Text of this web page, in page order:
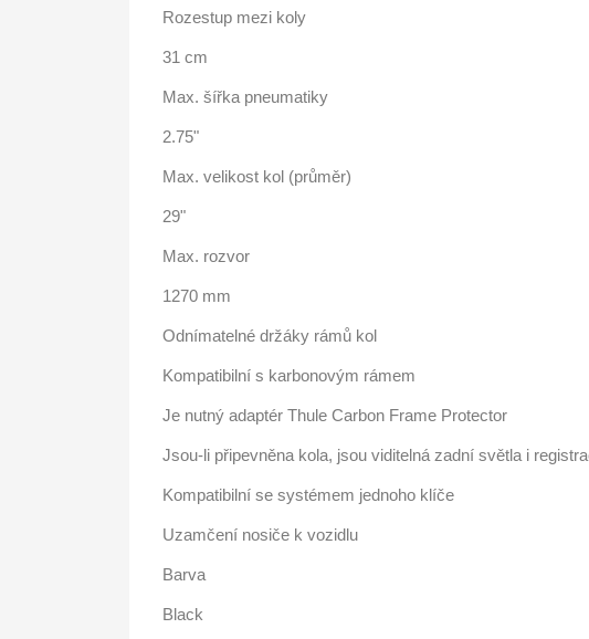
Rozestup mezi koly
31 cm
Max. šířka pneumatiky
2.75"
Max. velikost kol (průměr)
29"
Max. rozvor
1270 mm
Odnímatelné držáky rámů kol
Kompatibilní s karbonovým rámem
Je nutný adaptér Thule Carbon Frame Protector
Jsou-li připevněna kola, jsou viditelná zadní světla i
Kompatibilní se systémem jednoho klíče
Uzamčení nosiče k vozidlu
Barva
Black